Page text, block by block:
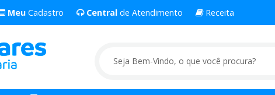
Meu Cadastro Central de Atendimento Receita